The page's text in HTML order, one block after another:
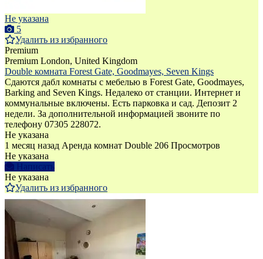
Не указана
5
Удалить из избранного
Premium
Premium London, United Kingdom
Double комната Forest Gate, Goodmayes, Seven Kings
Сдаются дабл комнаты с мебелью в Forest Gate, Goodmayes,
Barking and Seven Kings. Недалеко от станции. Интернет и
коммунальные включены. Есть парковка и сад. Депозит 2
недели. За дополнительной информацией звоните по
телефону 07305 228072.
Не указана
1 месяц назад Аренда комнат Double 206 Просмотров
Не указана
Написать
Не указана
Удалить из избранного